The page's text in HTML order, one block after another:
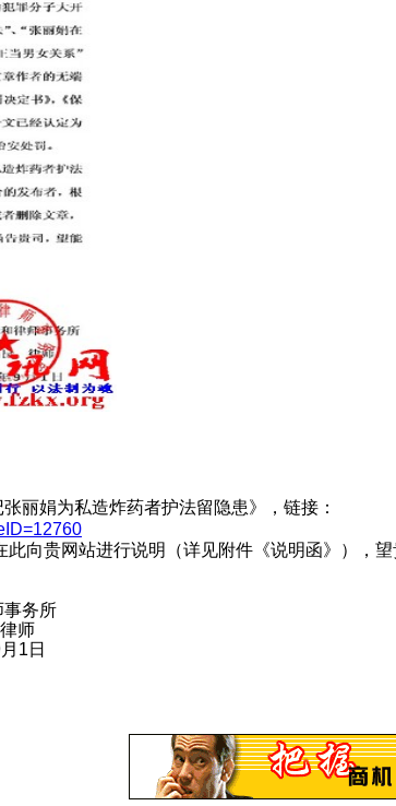
丽娟为私造炸药者护法留隐患》，链接：
向贵网站进行说明（详见附件《说明函》），
所